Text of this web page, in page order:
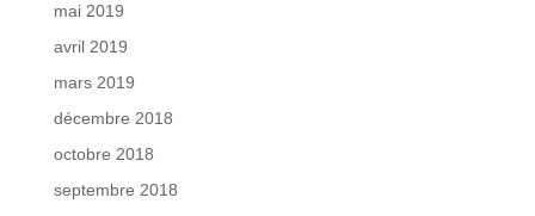
mai 2019
avril 2019
mars 2019
décembre 2018
octobre 2018
septembre 2018